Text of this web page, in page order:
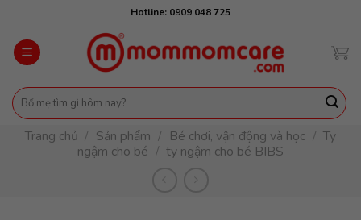
content
Hotline: 0909 048 725
Tìm
kiếm:
Trang chủ / Sản phẩm / Bé chơi, vận động và học / Ty
ngậm cho bé / ty ngậm cho bé BIBS